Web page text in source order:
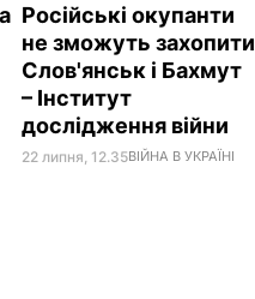
Російські окупанти
не зможуть захопити
Слов'янськ і Бахмут
– Інститут
дослідження війни
22 липня, 12.35ВІЙНА В УКРАЇНІ